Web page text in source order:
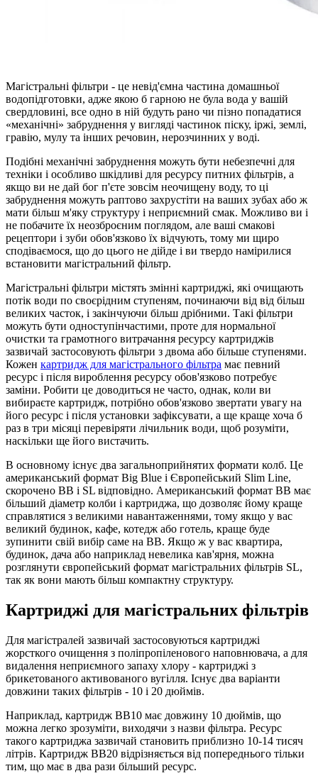
Магістральні фільтри - це невід'ємна частина домашньої
водопідготовки, адже якою б гарною не була вода у вашій
свердловині, все одно в ній будуть рано чи пізно попадатися
«механічні» забруднення у вигляді частинок піску, іржі, землі,
гравію, мулу та інших речовин, нерозчинних у воді.
Подібні механічні забруднення можуть бути небезпечні для
техніки і особливо шкідливі для ресурсу питних фільтрів, а
якщо ви не дай бог п'єте зовсім неочищену воду, то ці
забруднення можуть раптово захрустіти на ваших зубах або ж
мати більш м'яку структуру і неприємний смак. Можливо ви і
не побачите їх неозброєним поглядом, але ваші смакові
рецептори і зуби обов'язково їх відчують, тому ми щиро
сподіваємося, що до цього не дійде і ви твердо намірилися
встановити магістральний фільтр.
Магістральні фільтри містять змінні картриджі, які очищають
потік води по своєрідним ступеням, починаючи від від більш
великих часток, і закінчуючи більш дрібними. Такі фільтри
можуть бути одноступінчастими, проте для нормальної
очистки та грамотного витрачання ресурсу картриджів
зазвичай застосовують фільтри з двома або більше ступенями.
Кожен картридж для магістрального фільтра має певний
ресурс і після вироблення ресурсу обов'язково потребує
заміни. Робити це доводиться не часто, однак, коли ви
вибираєте картридж, потрібно обов'язково звертати увагу на
його ресурс і після установки зафіксувати, а ще краще хоча б
раз в три місяці перевіряти лічильник води, щоб розуміти,
наскільки ще його вистачить.
В основному існує два загальноприйнятих формати колб. Це
американський формат Big Blue і Європейський Slim Line,
скорочено BB і SL відповідно. Американський формат BB має
більший діаметр колби і картриджа, що дозволяє йому краще
справлятися з великими навантаженнями, тому якщо у вас
великий будинок, кафе, котедж або готель, краще буде
зупинити свій вибір саме на BB. Якщо ж у вас квартира,
будинок, дача або наприклад невелика кав'ярня, можна
розглянути європейський формат магістральних фільтрів SL,
так як вони мають більш компактну структуру.
Картриджі для магістральних фільтрів
Для магістралей зазвичай застосовуються картриджі
жорсткого очищення з поліпропіленового наповнювача, а для
видалення неприємного запаху хлору - картриджі з
брикетованого активованого вугілля. Існує два варіанти
довжини таких фільтрів - 10 і 20 дюймів.
Наприклад, картридж BB10 має довжину 10 дюймів, що
можна легко зрозуміти, виходячи з назви фільтра. Ресурс
такого картриджа зазвичай становить приблизно 10-14 тисяч
літрів. Картридж BB20 відрізняється від попереднього тільки
тим, що має в два рази більший ресурс.